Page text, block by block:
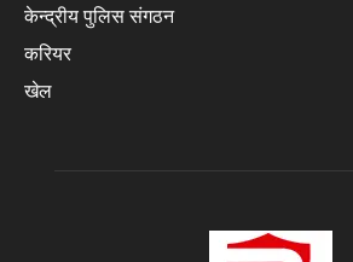
केन्द्रीय पुलिस संगठन
करियर
खेल